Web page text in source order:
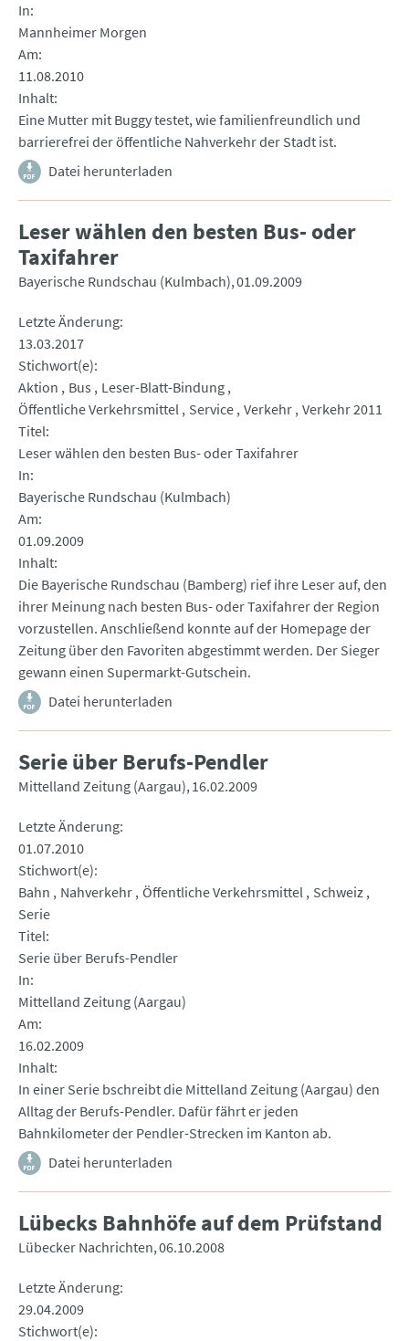
In
Mannheimer Morgen
Am
11.08.2010
Inhalt
Eine Mutter mit Buggy testet, wie familienfreundlich und
barrierefrei der öffentliche Nahverkehr der Stadt ist.
Datei herunterladen
Leser wählen den besten Bus- oder
Taxifahrer
Bayerische Rundschau (Kulmbach) 01.09.2009
Letzte Änderung
13.03.2017
Stichwort(e)
Aktion
Bus
Leser-Blatt-Bindung
Öffentliche Verkehrsmittel Service Verkehr Verkehr 2011
Titel
Leser wählen den besten Bus- oder Taxifahrer
In
Bayerische Rundschau (Kulmbach)
Am
01.09.2009
Inhalt
Die Bayerische Rundschau (Bamberg) rief ihre Leser auf, den
ihrer Meinung nach besten Bus- oder Taxifahrer der Region
vorzustellen. Anschließend konnte auf der Homepage der
Zeitung über den Favoriten abgestimmt werden. Der Sieger
gewann einen Supermarkt-Gutschein.
Datei herunterladen
Serie über Berufs-Pendler
Mittelland Zeitung (Aargau) 16.02.2009
Letzte Änderung
01.07.2010
Stichwort(e)
Bahn
Nahverkehr Öffentliche Verkehrsmittel Schweiz
Serie
Titel
Serie über Berufs-Pendler
In
Mittelland Zeitung (Aargau)
Am
16.02.2009
Inhalt
In einer Serie bschreibt die Mittelland Zeitung (Aargau) den
Alltag der Berufs-Pendler. Dafür fährt er jeden
Bahnkilometer der Pendler-Strecken im Kanton ab.
Datei herunterladen
Lübecks Bahnhöfe auf dem Prüfstand
Lübecker Nachrichten 06.10.2008
Letzte Änderung
29.04.2009
Stichwort(e)